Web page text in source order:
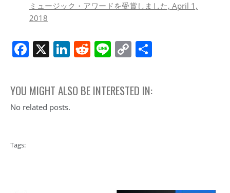
ミュージック・アワードを受賞しました, April 1,
2018
Facebook
X LinkedIn
Reddit
LineCopy
YOU MIGHT ALSO BE INTERESTED IN:
No related posts.
Tags: